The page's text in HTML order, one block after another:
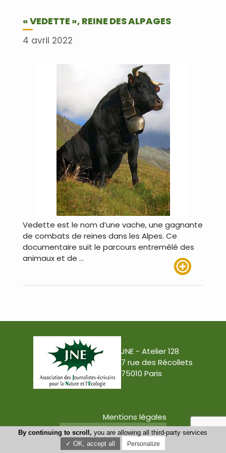
« VEDETTE », REINE DES ALPAGES
4 avril 2022
Vedette est le nom d’une vache, une gagnante
de combats de reines dans les Alpes. Ce
documentaire suit le parcours entremêlé des
animaux et de …
JNE - Atelier 128
7 rue des Récollets
75010 Paris
Mentions légales
Conception : Tabula Rasa
By continuing to scroll, you are allowing all third-party services
✓ OK, accept all
Personalize